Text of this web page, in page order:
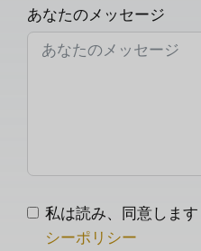
あなたのメッセージ
私は読み、同意します
シーポリシー